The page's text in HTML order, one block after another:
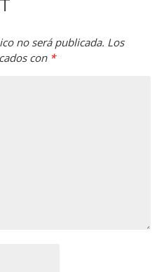
no será publicada. Los
con *